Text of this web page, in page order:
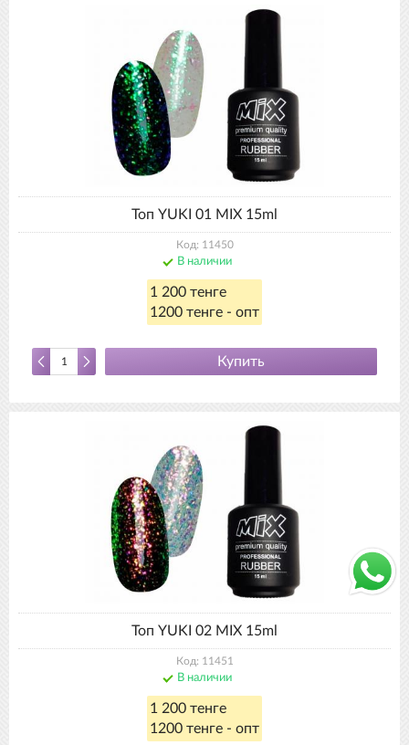
Топ YUKI 01 MIX 15ml
Код: 11450
В наличии
1 200 тенге
1200 тенге - опт
Купить
Топ YUKI 02 MIX 15ml
Код: 11451
В наличии
1 200 тенге
1200 тенге - опт